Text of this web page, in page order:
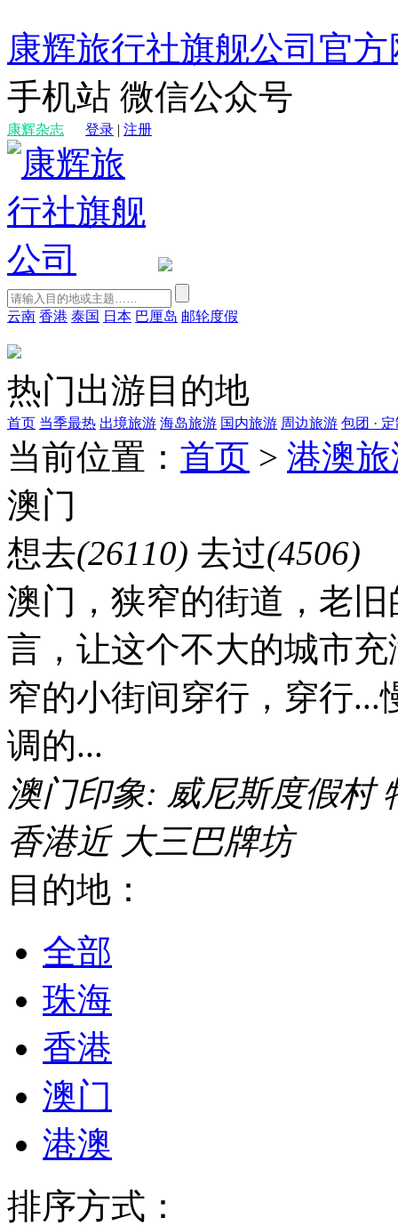
康辉旅行社旗舰公司官方
手机站 微信公众号
康辉杂志 登录 | 注册
云南 香港 泰国 日本 巴厘岛 邮轮度假
热门出游目的地
首页 当季最热 出境旅游 海岛旅游 国内旅游 周边旅游 包团 ·
当前位置： 首页 > 港澳
澳门
想去(26110) 去过(4506)
澳门，狭窄的街道，老
言，让这个不大的城市
窄的小街间穿行，穿行
调的...
澳门印象: 威尼斯度假村
香港近 大三巴牌坊
目的地：
全部
珠海
香港
澳门
港澳
排序方式：